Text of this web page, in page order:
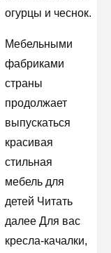
огурцы и чеснок.
Мебельными
фабриками
страны
продолжает
выпускаться
красивая
стильная
мебель для
детей Читать
далее Для вас
кресла-качалки,